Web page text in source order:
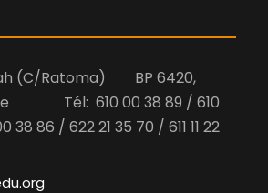
(C/Ratoma) BP 6420,
Tél: 610 00 38 89 / 610
38 86 / 622 21 35 70 / 611 11 22